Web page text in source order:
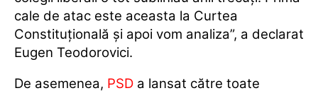
cale de atac este aceasta la Curtea
Constituţională şi apoi vom analiza”, a declarat
Eugen Teodorovici.
De asemenea, PSD a lansat către toate